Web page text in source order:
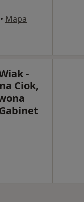
• Mapa
-
Ciok,